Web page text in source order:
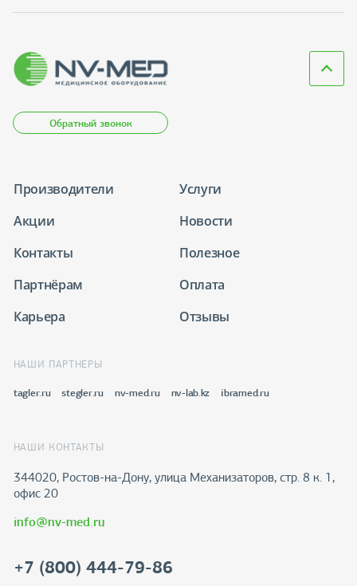
Обратный звонок
Производители
Услуги
Акции
Новости
Контакты
Полезное
Партнёрам
Оплата
Карьера
Отзывы
НАШИ ПАРТНЕРЫ
tagler.ru stegler.ru nv-med.ru nv-lab.kz ibramed.ru
НАШИ КОНТАКТЫ
344020, Ростов-на-Дону​, улица Механизаторов, стр. 8 к. 1,
офис 20
info@nv-med.ru
+7 (800) 444-79-86